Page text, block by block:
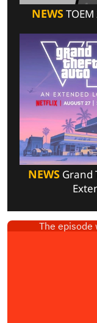
NEWS
NEWS Grand